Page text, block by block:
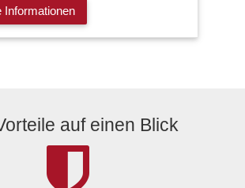
Informationen
auf einen Blick